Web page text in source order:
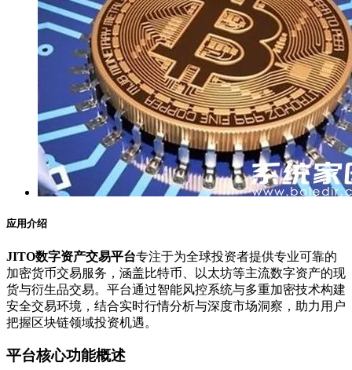
应用介绍
JITO数字资产交易平台专注于为全球投资者提供专业可靠的
加密货币交易服务，涵盖比特币、以太坊等主流数字资产的现
货与衍生品交易。平台通过智能风控系统与多重加密技术构建
安全交易环境，结合实时行情分析与深度市场洞察，助力用户
把握区块链领域投资机遇。
平台核心功能概述